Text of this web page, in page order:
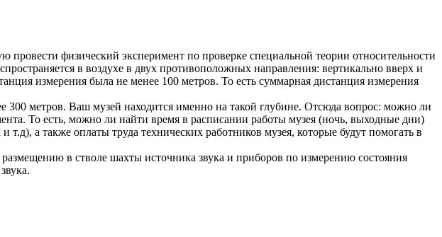
физический эксперимент по проверке специальной теории относительности
в воздухе в двух противоположных направления: вертикально вверх и
измерения была не менее 100 метров. То есть суммарная дистанция измерения
300 метров. Ваш музей находится именно на такой глубине. Отсюда вопрос: можно ли
То есть, можно ли найти время в расписании работы музея (ночь, выходные дни)
а также оплаты труда технических работников музея, которые будут помогать в
в стволе шахты источника звука и приборов по измерению состояния